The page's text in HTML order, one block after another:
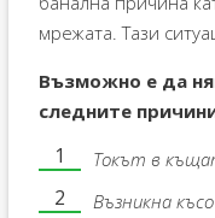
мрежата. Тази
Възможно е да
следните
Токът в
Възникна